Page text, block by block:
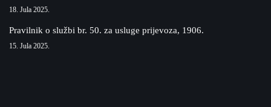
18. Jula 2025.
Pravilnik o službi br. 50. za usluge prijevoza, 1906.
15. Jula 2025.